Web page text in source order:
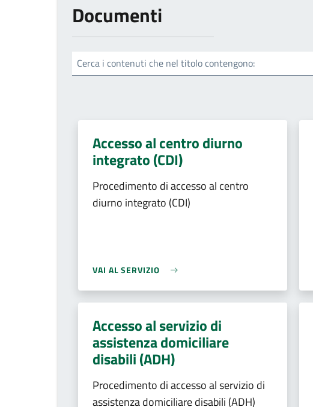
Documenti
Cerca i contenuti che nel titolo contengono:
Accesso al centro diurno
integrato (CDI)
Procedimento di accesso al centro
diurno integrato (CDI)
VAI AL SERVIZIO
Accesso al servizio di
assistenza domiciliare
disabili (ADH)
Procedimento di accesso al servizio di
assistenza domiciliare disabili (ADH)